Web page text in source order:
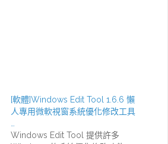
[軟體]Windows Edit Tool 1.6.6 懶
人專用微軟視窗系統優化修改工具
Windows Edit Tool 提供許多